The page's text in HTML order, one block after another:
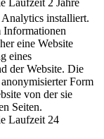
Laufzeit 2 Jahre
installiert.
eine Website
eines
der Website. Die
Form
von der sie
Seiten.
Laufzeit 24